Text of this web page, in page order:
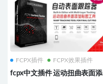
FCPX插件 FCPX效果插件
fcpx中文插件 运动扭曲表面添